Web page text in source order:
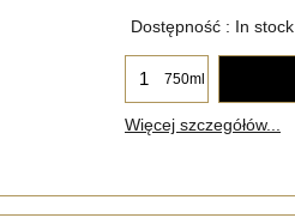
Dostępność : In stock
750ml
Więcej szczegółów...